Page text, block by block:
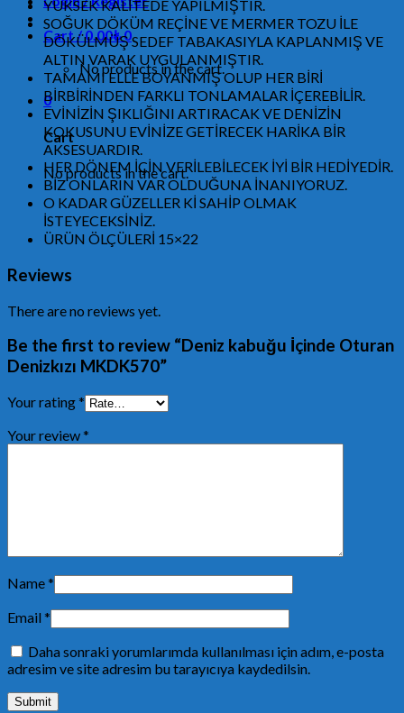
Cart /0.00₺0
No products in the cart.
0
Cart
No products in the cart.
YÜKSEK KALİTEDE YAPILMIŞTIR.
SOĞUK DÖKÜM REÇİNE VE MERMER TOZU İLE
DÖKÜLMÜŞ SEDEF TABAKASIYLA KAPLANMIŞ VE
ALTIN VARAK UYGULANMIŞTIR.
TAMAMI ELLE BOYANMIŞ OLUP HER BİRİ
BİRBİRİNDEN FARKLI TONLAMALAR İÇEREBİLİR.
EVİNİZİN ŞIKLIĞINI ARTIRACAK VE DENİZİN
KOKUSUNU EVİNİZE GETİRECEK HARİKA BİR
AKSESUARDIR.
HER DÖNEM İÇİN VERİLEBİLECEK İYİ BİR HEDİYEDİR.
BİZ ONLARIN VAR OLDUĞUNA İNANIYORUZ.
O KADAR GÜZELLER Kİ SAHİP OLMAK
İSTEYECEKSİNİZ.
ÜRÜN ÖLÇÜLERİ 15×22
Reviews
There are no reviews yet.
Be the first to review “Deniz kabuğu İçinde Oturan
Denizkızı MKDK570”
Your rating*
Your review*
Name*
Email*
Daha sonraki yorumlarımda kullanılması için adım, e-posta
adresim ve site adresim bu tarayıcıya kaydedilsin.